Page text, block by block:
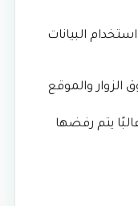
البيانات
الزوار والموقع
يتم رفضها